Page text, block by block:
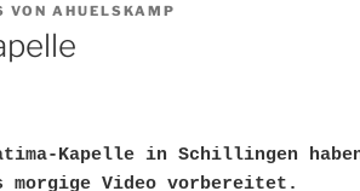
VON AHUELSKAMP
Kapelle in Schillingen
morgige Video vorbereitet.